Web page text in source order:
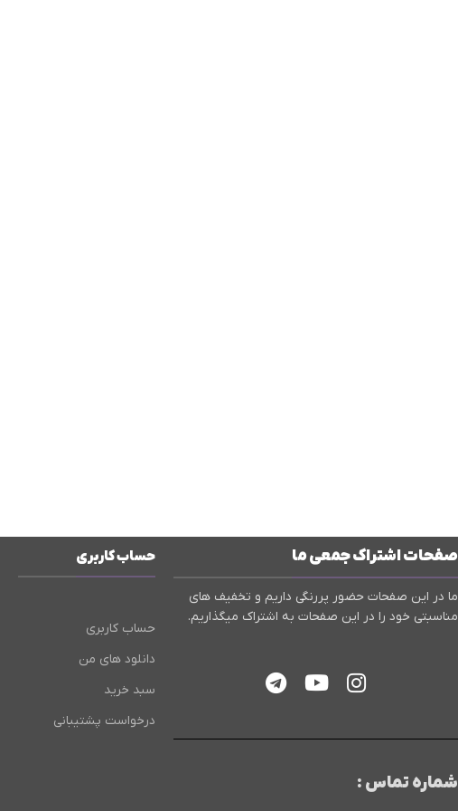
صفحات اشتراک جمعی ما
ما در این صفحات حضور پررنگی داریم و تخفیف های
مناسبتی خود را در این صفحات به اشتراک میگذاریم.
شماره تماس :
حساب کاربری
حساب کاربری
دانلود های من
سبد خرید
درخواست پشتیبانی